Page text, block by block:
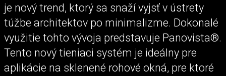
je nový trend, ktorý sa snaží vyjsť v ústrety
túžbe architektov po minimalizme. Dokonalé
využitie tohto vývoja predstavuje Panovista®.
Tento nový tieniaci systém je ideálny pre
aplikácie na sklenené rohové okná, pre ktoré